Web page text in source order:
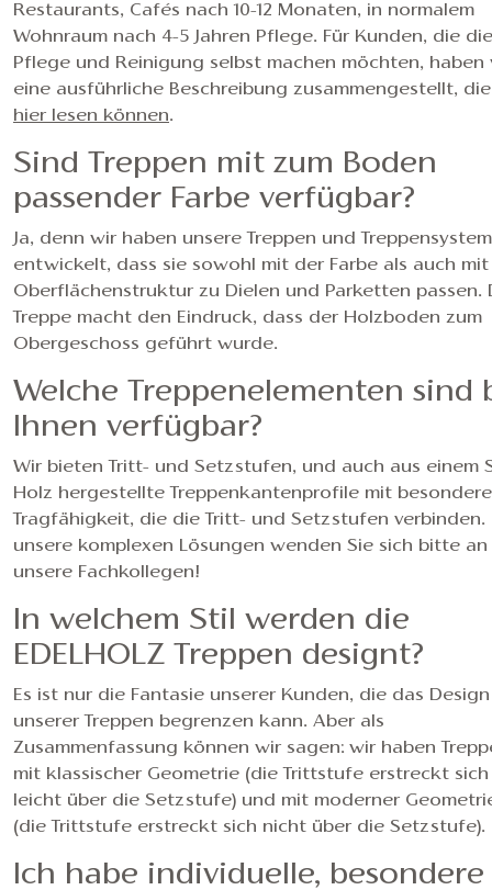
Restaurants, Cafés nach 10-12 Monaten, in normalem
Wohnraum nach 4-5 Jahren Pflege. Für Kunden, die die
Pflege und Reinigung selbst machen möchten, haben
eine ausführliche Beschreibung zusammengestellt,
hier lesen können.
Sind Treppen mit zum Boden
passender Farbe verfügbar?
Ja, denn wir haben unsere Treppen und
entwickelt, dass sie sowohl mit der Farbe als auch
Oberflächenstruktur zu Dielen und Parketten passen.
Treppe macht den Eindruck, dass der Holzboden zum
Obergeschoss geführt wurde.
Welche Treppenelementen sind
Ihnen verfügbar?
Wir bieten Tritt- und Setzstufen, und auch aus einem
Holz hergestellte Treppenkantenprofile mit
Tragfähigkeit, die die Tritt- und Setzstufen verbinden.
unsere komplexen Lösungen wenden Sie sich bitte an
unsere Fachkollegen!
In welchem Stil werden die
EDELHOLZ Treppen designt?
Es ist nur die Fantasie unserer Kunden, die das Design
unserer Treppen begrenzen kann. Aber als
Zusammenfassung können wir sagen: wir haben
mit klassischer Geometrie (die Trittstufe erstreckt sich
leicht über die Setzstufe) und mit moderner
(die Trittstufe erstreckt sich nicht über die Setzstufe).
Ich habe individuelle, besondere